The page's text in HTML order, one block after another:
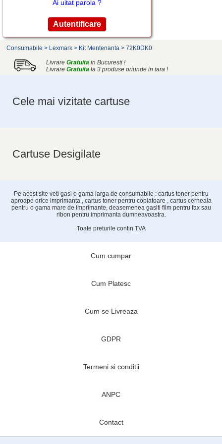
Ai uitat parola ?
Consumabile > Lexmark > Kit Mentenanta > 72K0DK0
Livrare Gratuita in Bucuresti !
Livrare Gratuita la 3 produse oriunde in tara !
Cele mai vizitate cartuse
Cartuse Desigilate
Pe acest site veti gasi o gama larga de consumabile : cartus toner pentru
aproape orice imprimanta , cartus toner pentru copiatoare , cartus cerneala
pentru o gama mare de imprimante, deasemenea gasiti film pentru fax sau
ribon pentru imprimanta dumneavoastra.
Toate preturile contin TVA
Cum cumpar
Cum Platesc
Cum se Livreaza
GDPR
Termeni si conditii
ANPC
Contact